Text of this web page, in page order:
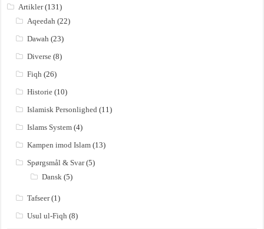
Artikler(131)
Aqeedah (22)
Dawah (23)
Diverse (8)
Fiqh (26)
Historie (10)
Islamisk Personlighed (11)
Islams System (4)
Kampen imod Islam (13)
Spørgsmål & Svar(5)
Dansk (5)
Tafseer(1)
Usul ul-Fiqh (8)